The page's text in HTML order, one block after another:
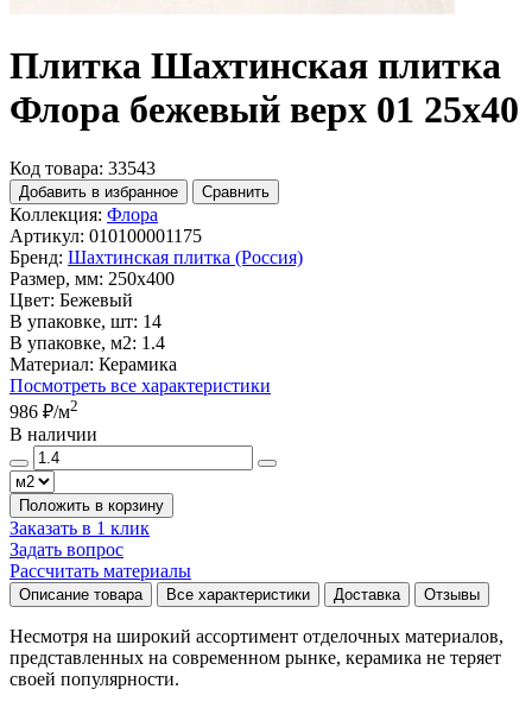
Плитка Шахтинская плитка
Флора бежевый верх 01 25х40
Код товара: 33543
Добавить в избранное Сравнить
Коллекция: Флора
Артикул: 010100001175
Бренд: Шахтинская плитка (Россия)
Размер, мм: 250x400
Цвет: Бежевый
В упаковке, шт: 14
В упаковке, м2: 1.4
Материал: Керамика
Посмотреть все характеристики
986 ₽/м2
В наличии
Положить в корзину
Заказать в 1 клик
Задать вопрос
Рассчитать материалы
Описание товара Все характеристики Доставка Отзывы
Несмотря на широкий ассортимент отделочных материалов,
представленных на современном рынке, керамика не теряет
своей популярности.